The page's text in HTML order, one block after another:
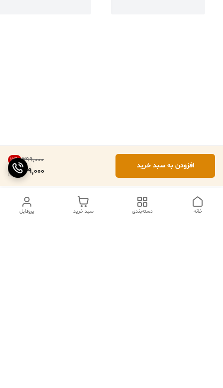
۳۹۹٬۰۰۰ 12%
349,000
افزودن به سبد خرید
پروفایل سبد خرید دسته‌بندی خانه